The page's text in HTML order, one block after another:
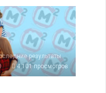
результаты
4 101 просмотров